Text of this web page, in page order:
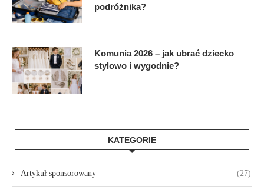
podróżnika?
Komunia 2026 – jak ubrać dziecko
stylowo i wygodnie?
KATEGORIE
Artykuł sponsorowany (27)